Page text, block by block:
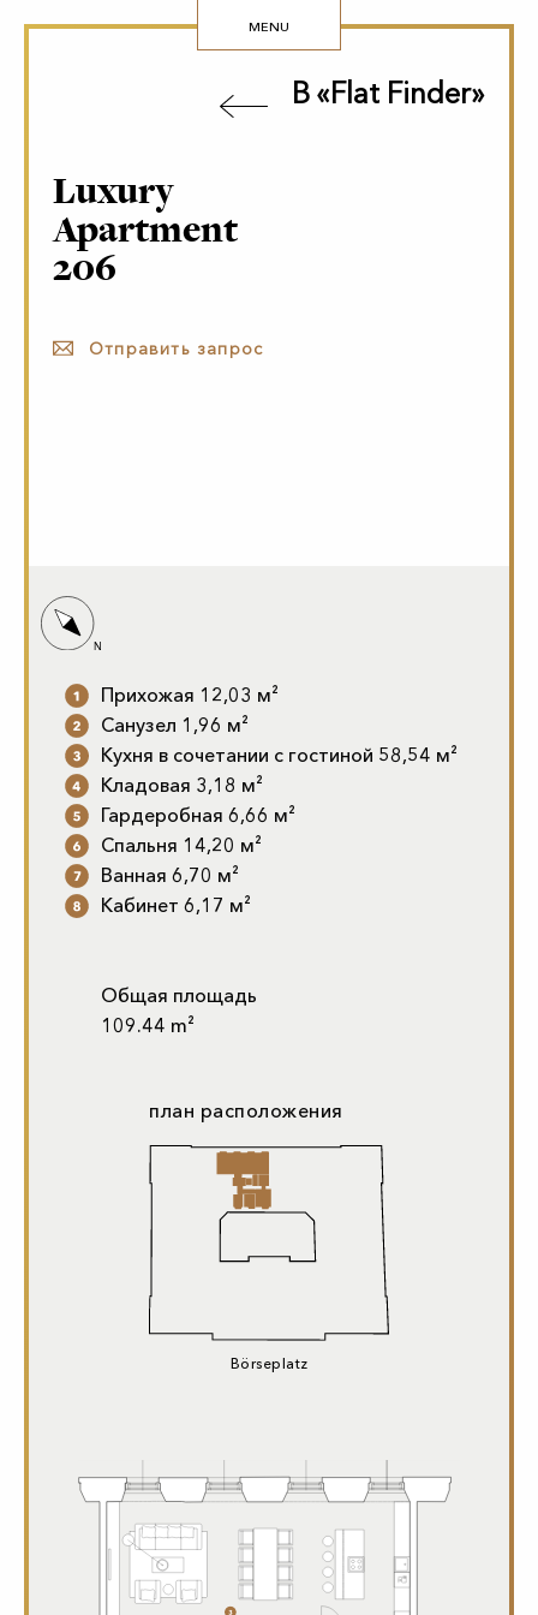
MENU
В «Flat Finder»
Luxury
Apartment
206
Отправить запрос
Прихожая 12,03 м²
Санузел 1,96 м²
Кухня в сочетании с гостиной 58,54 м²
Кладовая 3,18 м²
Гардеробная 6,66 м²
Спальня 14,20 м²
Ванная 6,70 м²
Кабинет 6,17 м²
Общая площадь
109.44 m²
план расположения
Börseplatz